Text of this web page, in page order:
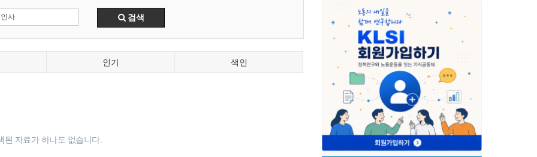
검색
인기 색인
된 자료가 하나도 없습니다.